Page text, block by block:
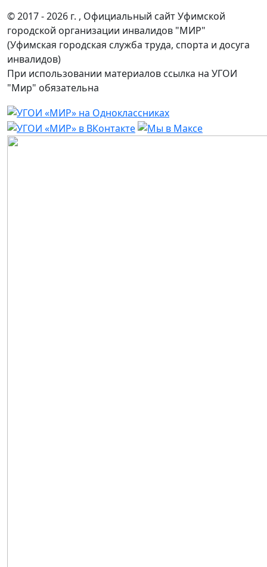
© 2017 - 2026 г. , Официальный сайт Уфимской
городской организации инвалидов "МИР"
(Уфимская городская служба труда, спорта и досуга
инвалидов)
При использовании материалов ссылка на УГОИ
"Мир" обязательна